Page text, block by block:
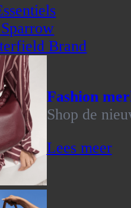
Brand
Fashion
Shop de
Lees meer